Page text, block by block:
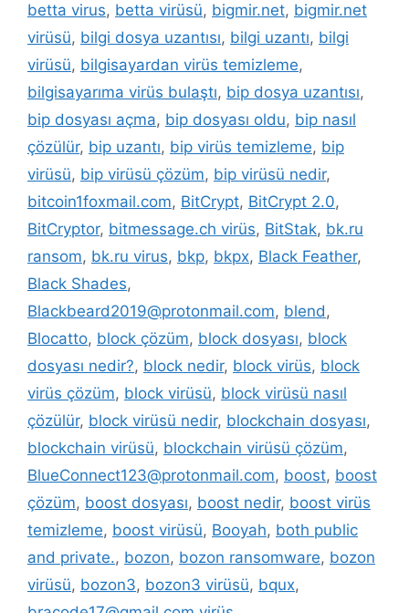
betta virus, betta virüsü, bigmir.net, bigmir.net
virüsü, bilgi dosya uzantısı, bilgi uzantı, bilgi
virüsü, bilgisayardan virüs temizleme,
bilgisayarıma virüs bulaştı, bip dosya uzantısı,
bip dosyası açma, bip dosyası oldu, bip nasıl
çözülür, bip uzantı, bip virüs temizleme, bip
virüsü, bip virüsü çözüm, bip virüsü nedir,
bitcoin1foxmail.com, BitCrypt, BitCrypt 2.0,
BitCryptor, bitmessage.ch virüs, BitStak, bk.ru
ransom, bk.ru virus, bkp, bkpx, Black Feather,
Black Shades,
Blackbeard2019@protonmail.com, blend,
Blocatto, block çözüm, block dosyası, block
dosyası nedir?, block nedir, block virüs, block
virüs çözüm, block virüsü, block virüsü nasıl
çözülür, block virüsü nedir, blockchain dosyası,
blockchain virüsü, blockchain virüsü çözüm,
BlueConnect123@protonmail.com, boost, boost
çözüm, boost dosyası, boost nedir, boost virüs
temizleme, boost virüsü, Booyah, both public
and private., bozon, bozon ransomware, bozon
virüsü, bozon3, bozon3 virüsü, bqux,